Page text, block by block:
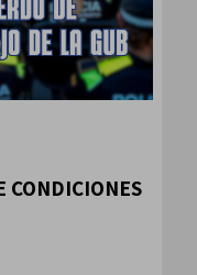
CONDICIONES